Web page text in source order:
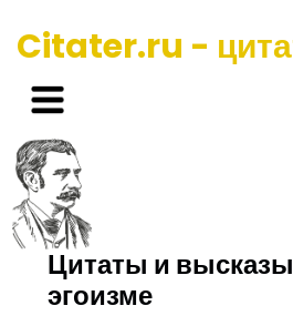
Citater.ru -
Цитаты и
эгоизме